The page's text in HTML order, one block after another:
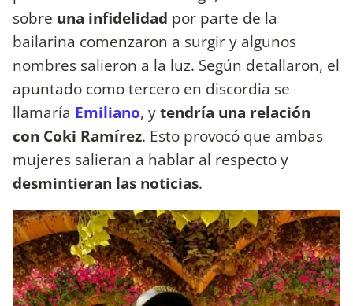
sobre una infidelidad por parte de la
bailarina comenzaron a surgir y algunos
nombres salieron a la luz. Según detallaron, el
apuntado como tercero en discordia se
llamaría Emiliano, ytendría una relación
con Coki Ramírez. Esto provocó que ambas
mujeres salieran a hablar al respecto y
desmintieran las noticias.